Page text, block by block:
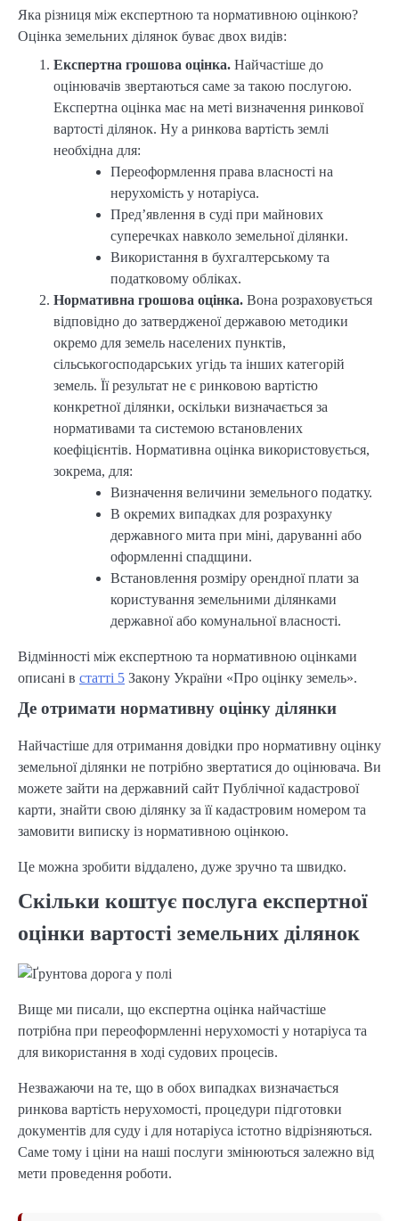
Яка різниця між експертною та нормативною оцінкою?
Оцінка земельних ділянок буває двох видів:
Експертна грошова оцінка. Найчастіше до
оцінювачів звертаються саме за такою послугою.
Експертна оцінка має на меті визначення ринкової
вартості ділянок. Ну а ринкова вартість землі
необхідна для:
Переоформлення права власності на
нерухомість у нотаріуса.
Пред’явлення в суді при майнових
суперечках навколо земельної ділянки.
Використання в бухгалтерському та
податковому обліках.
Нормативна грошова оцінка. Вона розраховується
відповідно до затвердженої державою методики
окремо для земель населених пунктів,
сільськогосподарських угідь та інших категорій
земель. Її результат не є ринковою вартістю
конкретної ділянки, оскільки визначається за
нормативами та системою встановлених
коефіцієнтів. Нормативна оцінка використовується,
зокрема, для:
Визначення величини земельного податку.
В окремих випадках для розрахунку
державного мита при міні, даруванні або
оформленні спадщини.
Встановлення розміру орендної плати за
користування земельними ділянками
державної або комунальної власності.
Відмінності між експертною та нормативною оцінками
описані в статті 5 Закону України «Про оцінку земель».
Де отримати нормативну оцінку ділянки
Найчастіше для отримання довідки про нормативну оцінку
земельної ділянки не потрібно звертатися до оцінювача. Ви
можете зайти на державний сайт Публічної кадастрової
карти, знайти свою ділянку за її кадастровим номером та
замовити виписку із нормативною оцінкою.
Це можна зробити віддалено, дуже зручно та швидко.
Скільки коштує послуга експертної
оцінки вартості земельних ділянок
Вище ми писали, що експертна оцінка найчастіше
потрібна при переоформленні нерухомості у нотаріуса та
для використання в ході судових процесів.
Незважаючи на те, що в обох випадках визначається
ринкова вартість нерухомості, процедури підготовки
документів для суду і для нотаріуса істотно відрізняються.
Саме тому і ціни на наші послуги змінюються залежно від
мети проведення роботи.